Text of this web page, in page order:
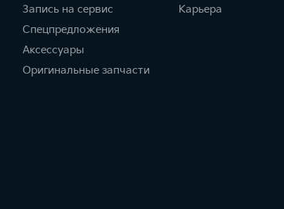
Запись на сервис
Спецпредложения
Аксессуары
Оригинальные запчасти
Карьера